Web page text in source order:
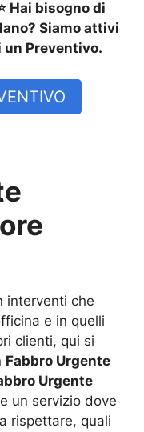
Hai bisogno di
Siamo attivi
un Preventivo.
interventi che
e in quelli
clienti, qui si
Fabbro Urgente
Urgente
un servizio dove
rispettare, quali